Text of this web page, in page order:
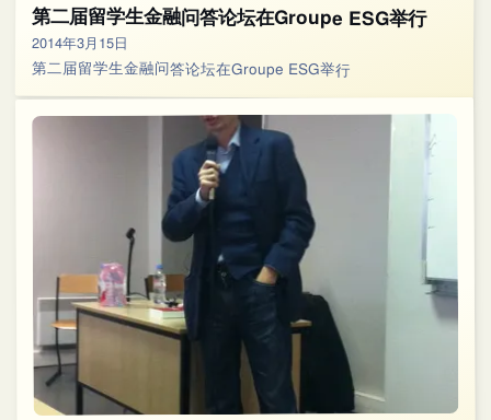
第二届留学生金融问答论坛在Groupe ESG举行
2014年3月15日
第二届留学生金融问答论坛在Groupe ESG举行